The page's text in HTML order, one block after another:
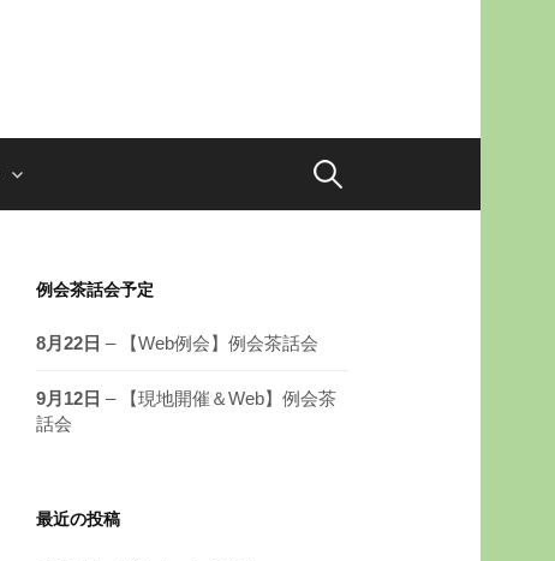
例会茶話会予定
8月22日 – 【Web例会】例会茶話会
9月12日 – 【現地開催＆Web】例会茶
話会
最近の投稿